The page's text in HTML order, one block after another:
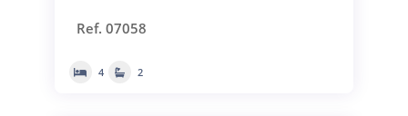
Ref. 07058
4 2